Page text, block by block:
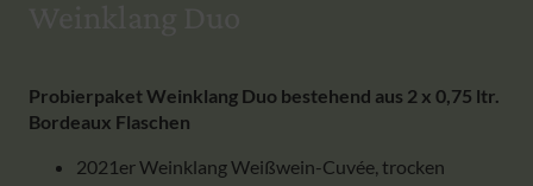
Probierpaket Weinklang Duo bestehend aus 2 x 0,75 ltr.
Bordeaux Flaschen
2021er Weinklang Weißwein-Cuvée, trocken